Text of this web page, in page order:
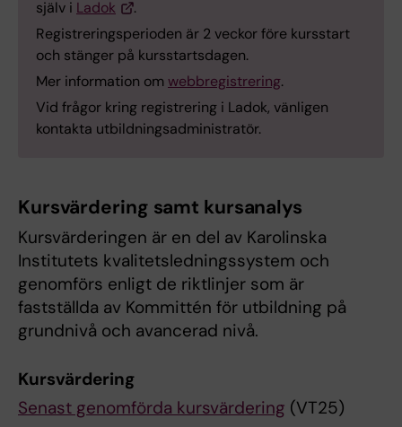
själv i Ladok
.
Registreringsperioden är 2 veckor före kursstart
och stänger på kursstartsdagen.
Mer information om webbregistrering.
Vid frågor kring registrering i Ladok, vänligen
kontakta utbildningsadministratör.
Kursvärdering samt kursanalys
Kursvärderingen är en del av Karolinska
Institutets kvalitetsledningssystem och
genomförs enligt de riktlinjer som är
fastställda av Kommittén för utbildning på
grundnivå och avancerad nivå.
Kursvärdering
Senast genomförda kursvärdering (VT25)